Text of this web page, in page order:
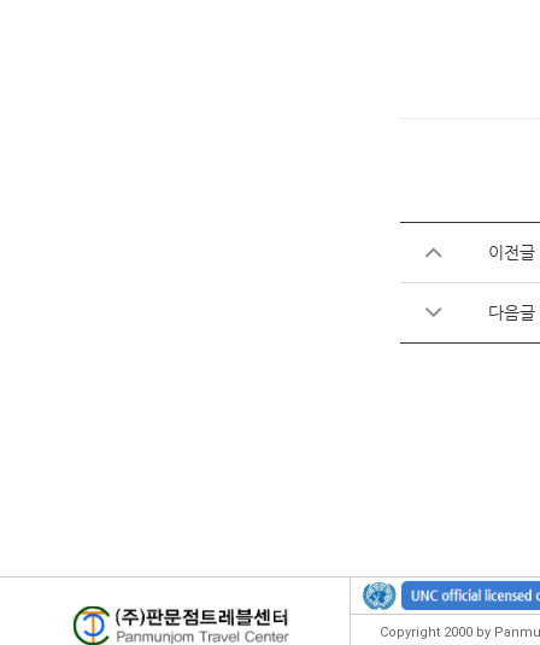
이전글
다음글
Copyright 2000 by